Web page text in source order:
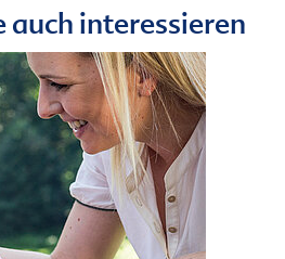
auch interessieren